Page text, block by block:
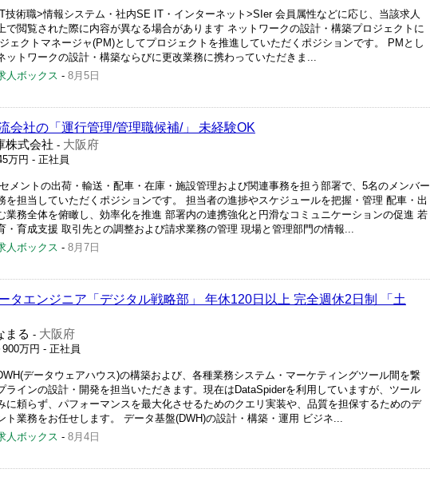
技術職>情報システム・社内SE IT・インターネット>SIer 会員属性などに応じ、当該求人
で閲覧された際に内容が異なる場合があります ネットワークの設計・構築プロジェクトに
ェクトマネージャ(PM)としてプロジェクトを推進していただくポジションです。 PMとし
ットワークの設計・構築ならびに更改業務に携わっていただきま...
人ボックス - 8月5日
会社の「運行管理/管理職候補/」 未経験OK
株式会社 - 大阪府
万円 - 正社員
セメントの出荷・輸送・配車・在庫・施設管理および関連事務を担う部署で、5名のメンバー
を担当していただくポジションです。 担当者の進捗やスケジュールを把握・管理 配車・出
業務全体を俯瞰し、効率化を推進 部署内の連携強化と円滑なコミュニケーションの促進 若
・育成支援 取引先との調整および請求業務の管理 現場と管理部門の情報...
人ボックス - 8月7日
タエンジニア「デジタル戦略部」 年休120日以上 完全週休2日制 「土
まる - 大阪府
万円 - 正社員
データウェアハウス)の構築および、各種業務システム・マーケティングツール間を繋
ラインの設計・開発を担当いただきます。現在はDataSpiderを利用していますが、ツール
に頼らず、パフォーマンスを最大化させるためのクエリ実装や、品質を担保するためのデ
ト業務をお任せします。 データ基盤(DWH)の設計・構築・運用 ビジネ...
人ボックス - 8月4日